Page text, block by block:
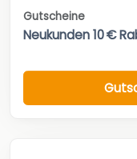
Gutscheine
Neukunden 10 €